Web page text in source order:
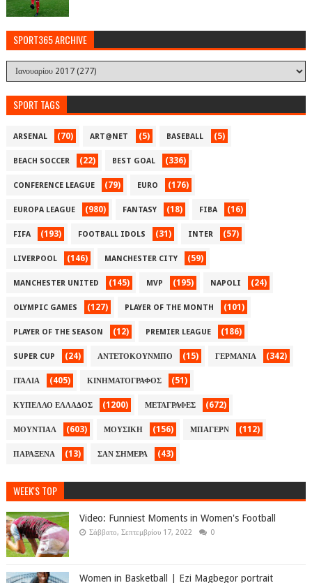
SPORT365 ARCHIVE
SPORT TAGS
ARSENAL (70) ART@NET (5) BASEBALL (5)
BEACH SOCCER (22) BEST GOAL (336)
CONFERENCE LEAGUE (79) EURO (176)
EUROPA LEAGUE (980) FANTASY (18) FIBA (16)
FIFA (193) FOOTBALL IDOLS (31) INTER (57)
LIVERPOOL (146) MANCHESTER CITY (59)
MANCHESTER UNITED (145) MVP (195) NAPOLI (24)
OLYMPIC GAMES (127) PLAYER OF THE MONTH (101)
PLAYER OF THE SEASON (12) PREMIER LEAGUE (186)
SUPER CUP (24) ΑΝΤΕΤΟΚΟΥΝΜΠΟ (15) ΓΕΡΜΑΝΙΑ (342)
ΙΤΑΛΙΑ (405) ΚΙΝΗΜΑΤΟΓΡΑΦΟΣ (51)
ΚΥΠΕΛΛΟ ΕΛΛΑΔΟΣ (1200) ΜΕΤΑΓΡΑΦΕΣ (672)
ΜΟΥΝΤΙΑΛ (603) ΜΟΥΣΙΚΗ (156) ΜΠΑΓΕΡΝ (112)
ΠΑΡΑΞΕΝΑ (13) ΣΑΝ ΣΗΜΕΡΑ (43)
WEEK'S TOP
Video: Funniest Moments in Women's Football
Σάββατο, Σεπτεμβρίου 17, 2022 0
Women in Basketball | Ezi Magbegor portrait